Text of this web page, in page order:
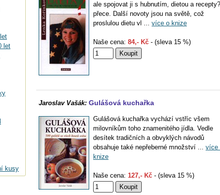
let
kusy
ale spojovat ji s hubnutím, dietou a
přece. Další novoty jsou na světě, což
proslulou dietu vl ... více o knize
Naše cena: 84,- Kč - (sleva 15 %)
Jaroslav Vašák: Gulášová kuchařka
Gulášová kuchařka vychází vstříc všem
milovníkům toho znamenitého jídla. Vedle
desítek tradičních a obvyklých návodů
obsahuje také nepřeberné množství ... více
knize
Naše cena: 127,- Kč - (sleva 15 %)